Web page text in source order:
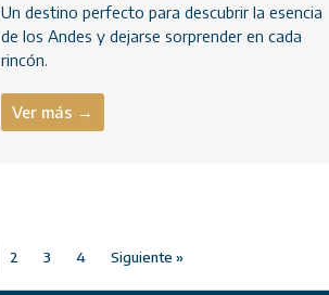
Un destino perfecto para descubrir la esencia
de los Andes y dejarse sorprender en cada
rincón.
Ver más →
2 3 4 Siguiente »